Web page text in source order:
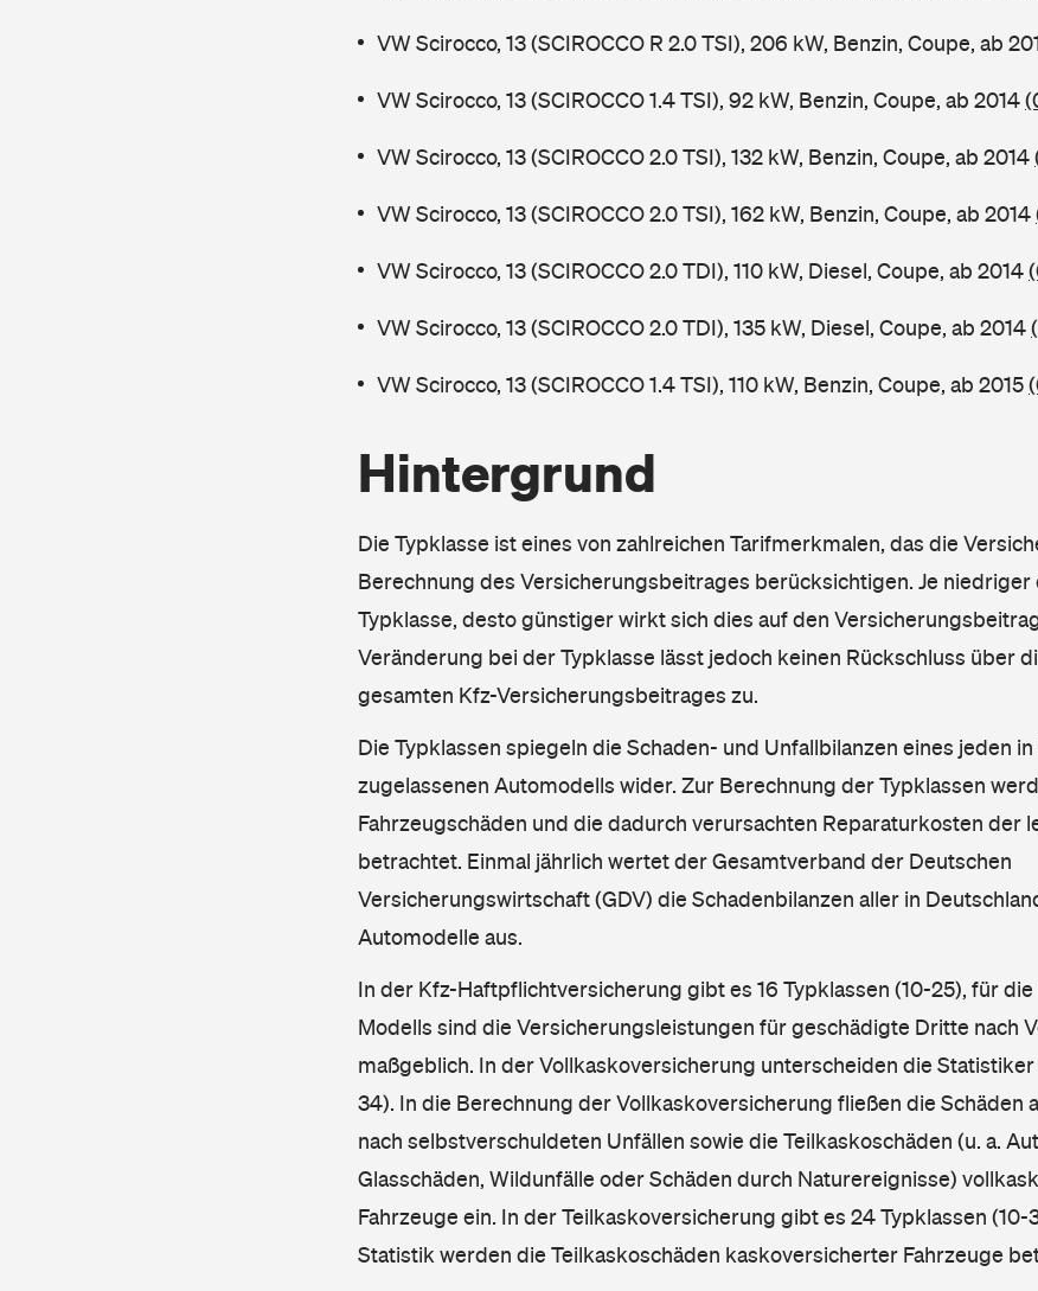
VW Scirocco, 13 (SCIROCCO R 2.0 TSI), 206 kW, Benzin, Coupe, ab
VW Scirocco, 13 (SCIROCCO 1.4 TSI), 92 kW, Benzin, Coupe, ab 2014
VW Scirocco, 13 (SCIROCCO 2.0 TSI), 132 kW, Benzin, Coupe, ab 2014
VW Scirocco, 13 (SCIROCCO 2.0 TSI), 162 kW, Benzin, Coupe, ab 2014
VW Scirocco, 13 (SCIROCCO 2.0 TDI), 110 kW, Diesel, Coupe, ab 2014
VW Scirocco, 13 (SCIROCCO 2.0 TDI), 135 kW, Diesel, Coupe, ab 2014
VW Scirocco, 13 (SCIROCCO 1.4 TSI), 110 kW, Benzin, Coupe, ab 2015
Hintergrund
Die Typklasse ist eines von zahlreichen Tarifmerkmalen, das die
Berechnung des Versicherungsbeitrages berücksichtigen. Je
Typklasse, desto günstiger wirkt sich dies auf den
Veränderung bei der Typklasse lässt jedoch keinen Rückschluss über
gesamten Kfz-Versicherungsbeitrages zu.
Die Typklassen spiegeln die Schaden- und Unfallbilanzen eines jeden
zugelassenen Automodells wider. Zur Berechnung der Typklassen
Fahrzeugschäden und die dadurch verursachten Reparaturkosten der
betrachtet. Einmal jährlich wertet der Gesamtverband der Deutschen
Versicherungswirtschaft (GDV) die Schadenbilanzen aller in
Automodelle aus.
In der Kfz-Haftpflichtversicherung gibt es 16 Typklassen (10-25), für
Modells sind die Versicherungsleistungen für geschädigte Dritte nach
maßgeblich. In der Vollkaskoversicherung unterscheiden die Statistiker
34). In die Berechnung der Vollkaskoversicherung fließen die Schäden
nach selbstverschuldeten Unfällen sowie die Teilkaskoschäden (u. a.
Glasschäden, Wildunfälle oder Schäden durch Naturereignisse)
Fahrzeuge ein. In der Teilkaskoversicherung gibt es 24 Typklassen (10-
Statistik werden die Teilkaskoschäden kaskoversicherter Fahrzeuge